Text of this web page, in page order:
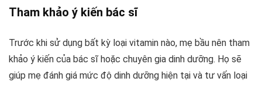
Tham khảo ý kiến bác sĩ
Trước khi sử dụng bất kỳ loại vitamin nào, mẹ bầu nên tham
khảo ý kiến của bác sĩ hoặc chuyên gia dinh dưỡng. Họ sẽ
giúp mẹ đánh giá mức độ dinh dưỡng hiện tại và tư vấn loại